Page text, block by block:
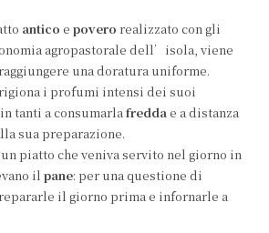
antico e povero realizzato con gli
agropastorale dell’isola, viene
una doratura uniforme.
i profumi intensi dei suoi
tanti a consumarlafreddae a distanza
sua preparazione.
piatto che veniva servito nel giorno in
il pane: per una questione di
il giorno prima e infornarle a